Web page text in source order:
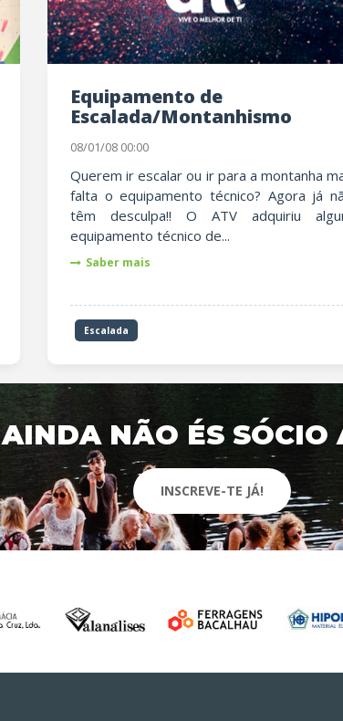
Equipamento de
Escalada/Montanhismo
08/01/08 00:00
Querem ir escalar ou ir para a montanha
falta o equipamento técnico? Agora já
têm desculpa!! O ATV adquiriu
equipamento técnico de...
Saber mais
Escalada
AINDA NÃO ÉS SÓCIO
INSCREVE-TE JÁ!